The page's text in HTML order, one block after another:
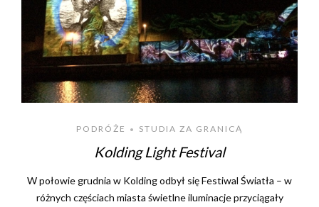
PODRÓŻE • STUDIA ZA GRANICĄ
Kolding Light Festival
W połowie grudnia w Kolding odbył się Festiwal Światła – w
różnych częściach miasta świetlne iluminacje przyciągały